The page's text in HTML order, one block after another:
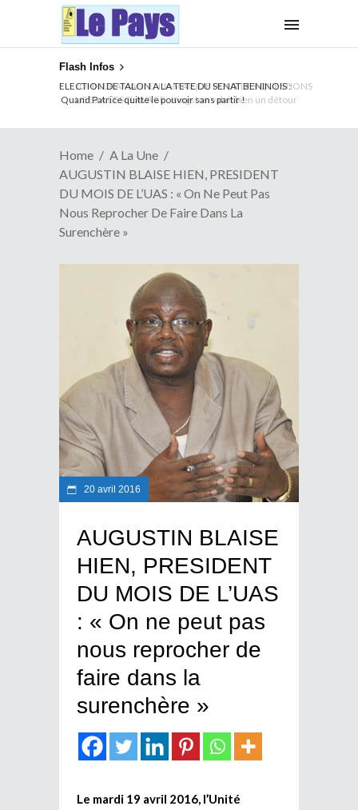
Flash Infos
ELECTION DE TALON A LA TETE DU SENAT BENINOIS :
Quand Patrice quitte le pouvoir sans partir !
Home
A La Une
AUGUSTIN BLAISE HIEN, PRESIDENT
DU MOIS DE L’UAS : « On Ne Peut Pas
Nous Reprocher De Faire Dans La
Surenchère »
20 avril 2016
AUGUSTIN BLAISE
HIEN, PRESIDENT
DU MOIS DE L’UAS
: « On ne peut pas
nous reprocher de
faire dans la
surenchère »
Le mardi 19 avril 2016, l’Unité